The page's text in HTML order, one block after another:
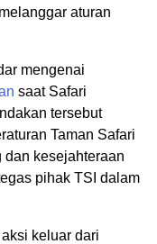
aturan
mengenai
saat Safari
tersebut
Taman Safari
dan kesejahteraan
pihak TSI dalam
keluar dari